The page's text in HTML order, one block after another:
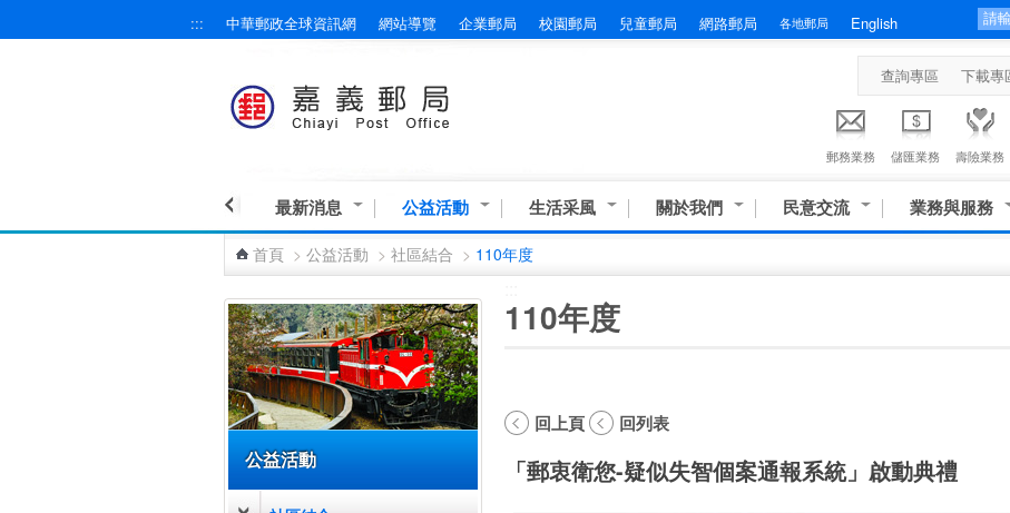
::: 中華郵政全球資訊網 網站導覽 企業郵局 校園郵局 兒童郵局 網路郵局 各地郵局 English
查詢專區 下載專
郵務業務 儲匯業務 壽險業務
最新消息 公益活動 生活采風 關於我們 民意交流 業務與服務
首頁 > 公益活動 > 社區結合 > 110年度
公益活動
110年度
回上頁 回列表
「郵衷衛您-疑似失智個案通報系統」啟動典禮